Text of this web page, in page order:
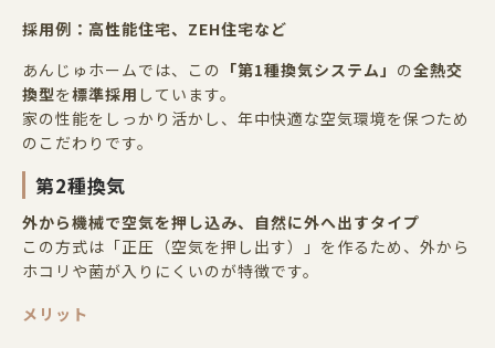
採用例：高性能住宅、 ZEH住宅など
あんじゅホームでは、この 「第1種換気システム」 の全熱交
換型を標準採用 しています。
家の性能をしっかり活かし、年中快適な空気環境を保つため
のこだわりです。
第2種換気
外から機械で空気を押し込み、自然に外へ出すタイプ
この方式は「正圧（空気を押し出す）」を作るため、外から
ホコリや菌が入りにくいのが特徴です。
メリット